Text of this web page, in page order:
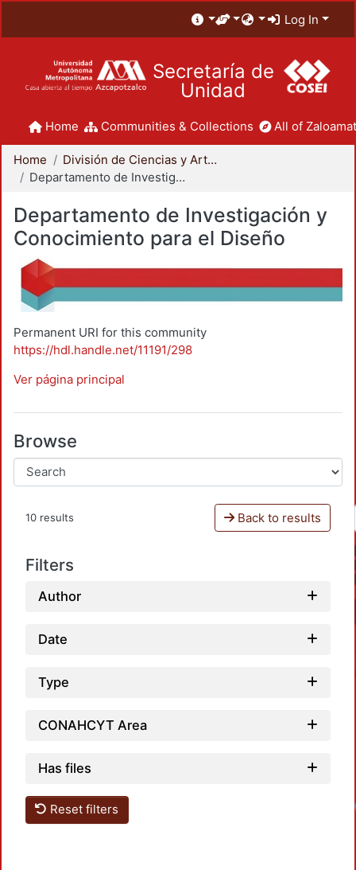
Log In
Secretaría de
Unidad
Home Communities & Collections All of
Home
División de Ciencias y Artes para el Diseño
Departamento de Investigación y Conocimiento para el Diseño
Departamento de Investigación y
Conocimiento para el Diseño
Permanent URI for this community
https://hdl.handle.net/11191/298
Ver página principal
Browse
10 results Back to results
Filters
Author
Date
Type
CONAHCYT Area
Has files
Reset filters